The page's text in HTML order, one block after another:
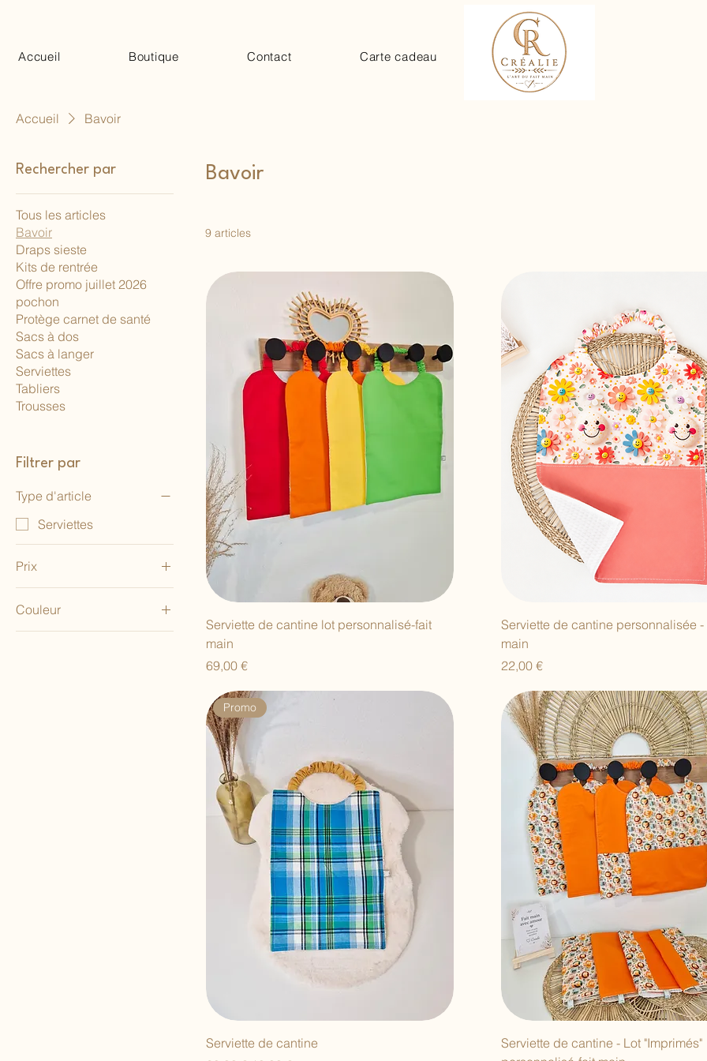
Accueil Boutique Contact Carte cadeau
Accueil Bavoir
Rechercher par
Tous les articles
Bavoir
Draps sieste
Kits de rentrée
Offre promo juillet 2026
pochon
Protège carnet de santé
Sacs à dos
Sacs à langer
Serviettes
Tabliers
Trousses
Filtrer par
Type d'article
Serviettes
Prix
10 € 85 €
Couleur
Bavoir
9 articles
Serviette de cantine lot personnalisé-fait
main
Prix
69,00 €
Serviette de cantine personnalisée -
main
Prix
22,00 €
Promo
Serviette de cantine
Serviette de cantine - Lot "Imprimés"